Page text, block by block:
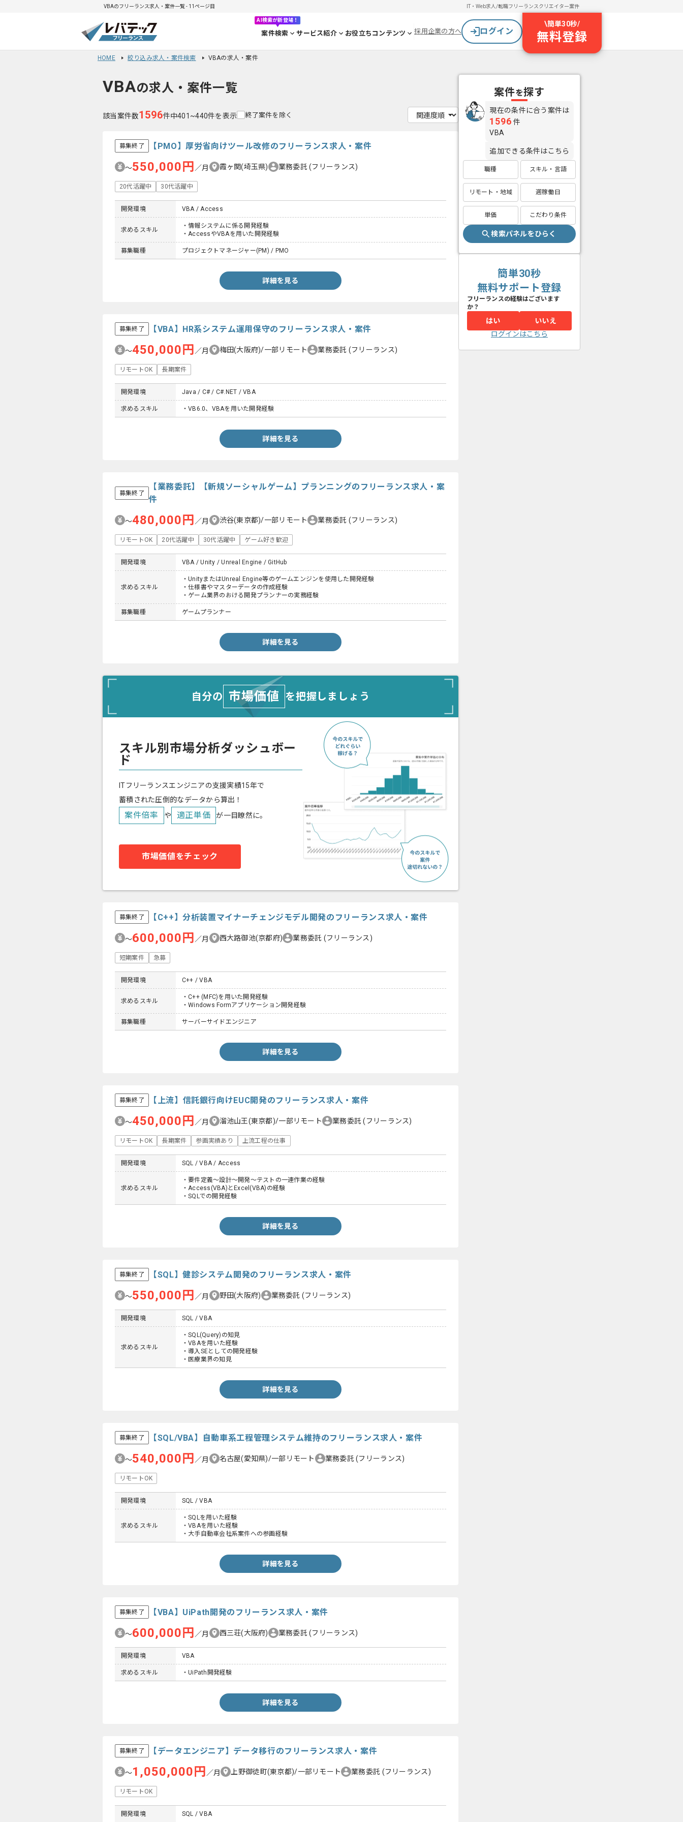
VBAのフリーランス求人・案件一覧 - 11ページ目 IT・Web求人/転職フリーランスクリエイター案件
AI検索が新登場！
案件検索 サービス紹介 お役立ちコンテンツ 採用企業の方へ ログイン
\簡単30秒/
無料登録
HOME 絞り込み求人・案件検索 VBAの求人・案件
VBAの求人・案件一覧
該当案件数1596件中401~440件を表示 終了案件を除く
募集終了 【PMO】厚労省向けツール改修のフリーランス求人・案件
〜550,000円 ／月 霞ヶ関(埼玉県) 業務委託(フリーランス)
20代活躍中 30代活躍中
開発環境 VBA / Access
求めるスキル
・情報システムに係る開発経験
・AccessやVBAを用いた開発経験
募集職種 プロジェクトマネージャー(PM) / PMO
詳細を見る
募集終了 【VBA】HR系システム運用保守のフリーランス求人・案件
〜450,000円 ／月 梅田(大阪府)/一部リモート 業務委託 (フリーランス)
リモートOK 長期案件
開発環境 Java / C# / C#.NET / VBA
求めるスキル ・VB6.0、VBAを用いた開発経験
詳細を見る
募集終了
【業務委託】【新規ソーシャルゲーム】プランニングのフリーランス求人・案
件
〜480,000円 ／月 渋谷(東京都)/一部リモート 業務委託 (フリーランス)
リモートOK 20代活躍中 30代活躍中 ゲーム好き歓迎
開発環境 VBA / Unity / Unreal Engine / GitHub
求めるスキル
・UnityまたはUnreal Engine等のゲームエンジンを使用した開発経験
・仕様書やマスターデータの作成経験
・ゲーム業界のおける開発プランナーの実務経験
募集職種 ゲームプランナー
詳細を見る
自分の 市場価値 を把握しましょう
スキル別市場分析ダッシュボー
ド
ITフリーランスエンジニアの支援実績15年で
蓄積された圧倒的なデータから算出！
案件倍率 や 適正単価 が一目瞭然に。
市場価値をチェック
募集終了 【C++】分析装置マイナーチェンジモデル開発のフリーランス求人・案件
〜600,000円 ／月 西大路御池(京都府) 業務委託 (フリーランス)
短期案件 急募
開発環境 C++ / VBA
求めるスキル
・C++ (MFC)を用いた開発経験
・Windows Formアプリケーション開発経験
募集職種 サーバーサイドエンジニア
詳細を見る
募集終了 【上流】信託銀行向けEUC開発のフリーランス求人・案件
〜450,000円 ／月 溜池山王(東京都)/一部リモート 業務委託(フリーランス)
リモートOK 長期案件 参画実績あり 上流工程の仕事
開発環境 SQL / VBA / Access
求めるスキル
・要件定義～設計～開発～テストの一連作業の経験
・Access(VBA)とExcel(VBA)の経験
・SQLでの開発経験
詳細を見る
募集終了 【SQL】健診システム開発のフリーランス求人・案件
〜550,000円 ／月 野田(大阪府) 業務委託 (フリーランス)
開発環境 SQL / VBA
求めるスキル
・SQL(Query)の知見
・VBAを用いた経験
・導入SEとしての開発経験
・医療業界の知見
詳細を見る
募集終了 【SQL/VBA】自動車系工程管理システム維持のフリーランス求人・案件
〜540,000円 ／月 名古屋(愛知県)/一部リモート 業務委託(フリーランス)
リモートOK
開発環境 SQL / VBA
求めるスキル
・SQLを用いた経験
・VBAを用いた経験
・大手自動車会社系案件への参画経験
詳細を見る
募集終了 【VBA】UiPath開発のフリーランス求人・案件
〜600,000円 ／月 西三荘(大阪府) 業務委託(フリーランス)
開発環境 VBA
求めるスキル ・UiPath開発経験
詳細を見る
募集終了 【データエンジニア】データ移行のフリーランス求人・案件
〜1,050,000円 ／月 上野御徒町(東京都)/一部リモート 業務委託 (フリーランス)
リモートOK
開発環境 SQL / VBA
案件を探す
現在の条件に合う案件は
1596 件
VBA
追加できる条件はこちら
職種 スキル・言語
リモート・地域 週稼働日
単価 こだわり条件
検索パネルをひらく
簡単30秒
無料サポート登録
フリーランスの経験はございます
か？
はい
いいえ
ログインはこちら